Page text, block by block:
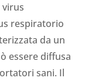
respiratorio
da un
essere diffusa
sani. Il